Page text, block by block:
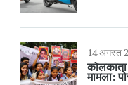
14 अगस्त
कोलकाता
मामला: